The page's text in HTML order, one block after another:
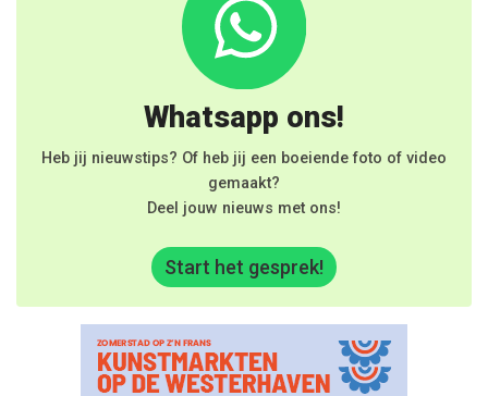
Whatsapp ons!
Heb jij nieuwstips? Of heb jij een boeiende foto of video
gemaakt?
Deel jouw nieuws met ons!
Start het gesprek!